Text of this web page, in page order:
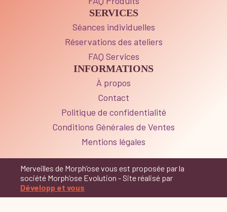
SERVICES
Séances individuelles
Réservations des ateliers
FAQ Services
INFORMATIONS
À propos
Contact
Politique de confidentialité
Conditions Générales de Ventes
Mentions légales
Merveilles de Morph’ose vous est proposée par la
société Morph’ose Evolution - Site réalisé par
Développ et vous